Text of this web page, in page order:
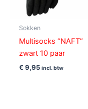
Sokken
Multisocks “NAFT”
zwart 10 paar
€ 9,95 incl. btw